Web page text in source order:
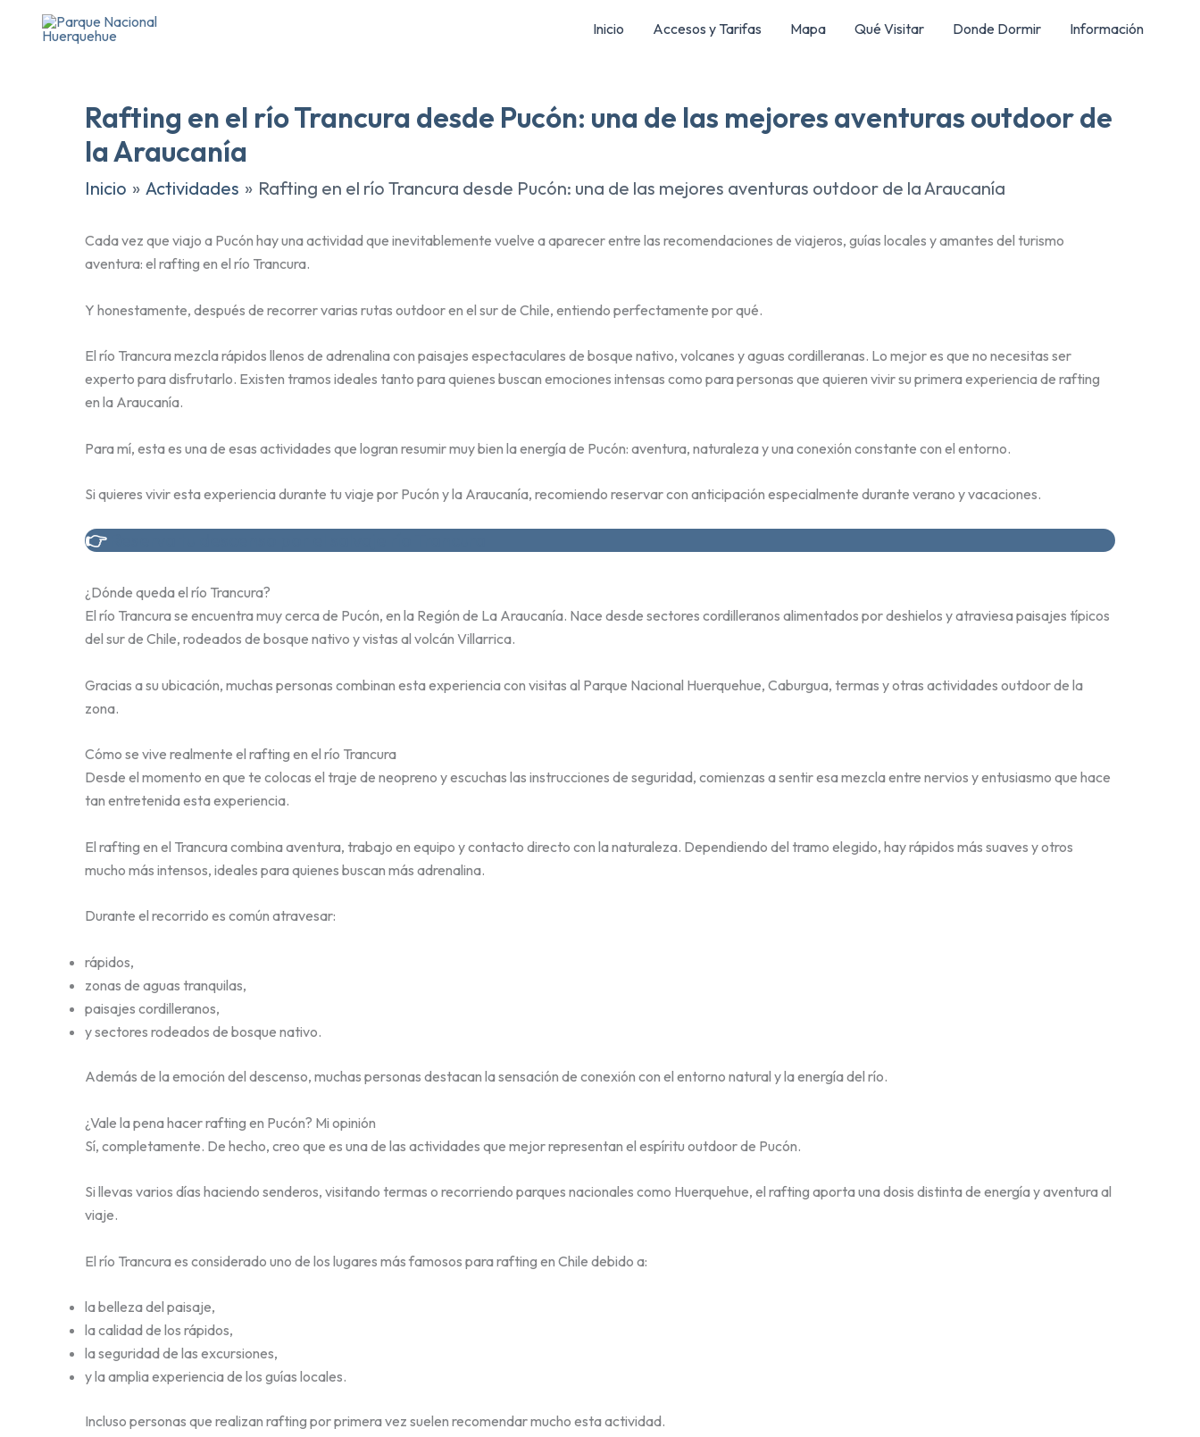
Inicio Accesos y Tarifas Mapa Qué Visitar Donde Dormir Información
Rafting en el río Trancura desde Pucón: una de las mejores aventuras outdoor de
la Araucanía
Inicio Actividades Rafting en el río Trancura desde Pucón: una de las mejores aventuras outdoor de la Araucanía
Cada vez que viajo a Pucón hay una actividad que inevitablemente vuelve a aparecer entre las recomendaciones de viajeros, guías locales y amantes del turismo
aventura: el rafting en el río Trancura.
Y honestamente, después de recorrer varias rutas outdoor en el sur de Chile, entiendo perfectamente por qué.
El río Trancura mezcla rápidos llenos de adrenalina con paisajes espectaculares de bosque nativo, volcanes y aguas cordilleranas. Lo mejor es que no necesitas ser
experto para disfrutarlo. Existen tramos ideales tanto para quienes buscan emociones intensas como para personas que quieren vivir su primera experiencia de rafting
en la Araucanía.
Para mí, esta es una de esas actividades que logran resumir muy bien la energía de Pucón: aventura, naturaleza y una conexión constante con el entorno.
Si quieres vivir esta experiencia durante tu viaje por Pucón y la Araucanía, recomiendo reservar con anticipación especialmente durante verano y vacaciones.
👉
¿Dónde queda el río Trancura?
El río Trancura se encuentra muy cerca de Pucón, en la Región de La Araucanía. Nace desde sectores cordilleranos alimentados por deshielos y atraviesa paisajes típicos
del sur de Chile, rodeados de bosque nativo y vistas al volcán Villarrica.
Gracias a su ubicación, muchas personas combinan esta experiencia con visitas al Parque Nacional Huerquehue, Caburgua, termas y otras actividades outdoor de la
zona.
Cómo se vive realmente el rafting en el río Trancura
Desde el momento en que te colocas el traje de neopreno y escuchas las instrucciones de seguridad, comienzas a sentir esa mezcla entre nervios y entusiasmo que hace
tan entretenida esta experiencia.
El rafting en el Trancura combina aventura, trabajo en equipo y contacto directo con la naturaleza. Dependiendo del tramo elegido, hay rápidos más suaves y otros
mucho más intensos, ideales para quienes buscan más adrenalina.
Durante el recorrido es común atravesar:
rápidos,
zonas de aguas tranquilas,
paisajes cordilleranos,
y sectores rodeados de bosque nativo.
Además de la emoción del descenso, muchas personas destacan la sensación de conexión con el entorno natural y la energía del río.
¿Vale la pena hacer rafting en Pucón? Mi opinión
Sí, completamente. De hecho, creo que es una de las actividades que mejor representan el espíritu outdoor de Pucón.
Si llevas varios días haciendo senderos, visitando termas o recorriendo parques nacionales como Huerquehue, el rafting aporta una dosis distinta de energía y aventura al
viaje.
El río Trancura es considerado uno de los lugares más famosos para rafting en Chile debido a:
la belleza del paisaje,
la calidad de los rápidos,
la seguridad de las excursiones,
y la amplia experiencia de los guías locales.
Incluso personas que realizan rafting por primera vez suelen recomendar mucho esta actividad.